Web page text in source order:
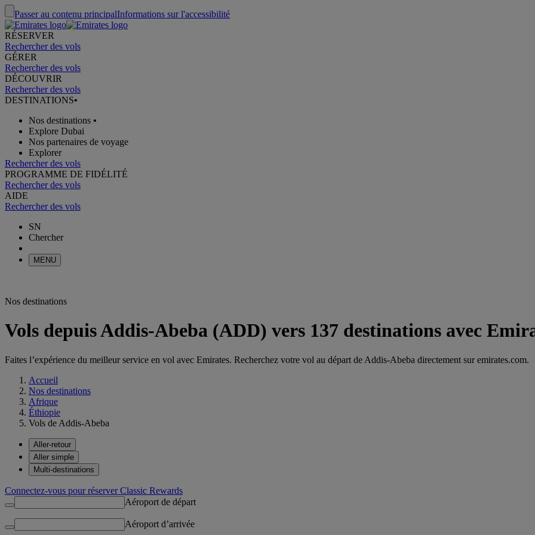
Passer au contenu principalInformations sur l'accessibilité
RÉSERVER
Rechercher des vols
GÉRER
Rechercher des vols
DÉCOUVRIR
Rechercher des vols
DESTINATIONS•
Nos destinations •
Explore Dubai
Nos partenaires de voyage
Explorer
Rechercher des vols
PROGRAMME DE FIDÉLITÉ
Rechercher des vols
AIDE
Rechercher des vols
SN
Chercher
MENU
Nos destinations
Vols depuis Addis-Abeba (ADD) vers 137 destinations avec
Faites l’expérience du meilleur service en vol avec Emirates. Recherchez votre vol au départ de Addis-Abeba directement sur emirates.com.
Accueil
Nos destinations
Afrique
Éthiopie
Vols de Addis-Abeba
Aller-retour
Aller simple
Multi-destinations
Connectez-vous pour réserver Classic Rewards
Aéroport de départ
Aéroport d’arrivée